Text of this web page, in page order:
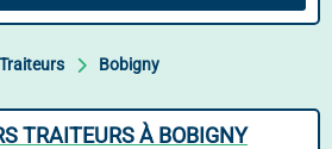
Traiteurs Bobigny
TRAITEURS À BOBIGNY